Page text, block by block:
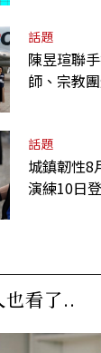
話題
陳昱瑄聯
師、宗教
話題
城鎮韌性8
演練10日
看了..